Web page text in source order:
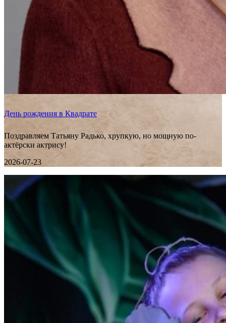
День рождения в Квадрате
Поздравляем Татьяну Радько, хрупкую, но мощную по-
актёрски актрису!
2026-07-23